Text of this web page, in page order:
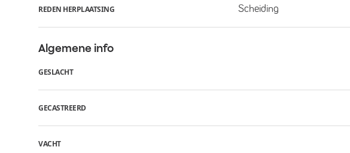
REDEN HERPLAATSING Scheiding
Algemene info
GESLACHT
GECASTREERD
VACHT